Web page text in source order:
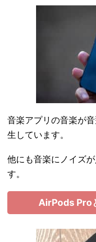
音楽アプリの音楽が
生しています。
他にも音楽にノイズ
す。
AirPods Pro